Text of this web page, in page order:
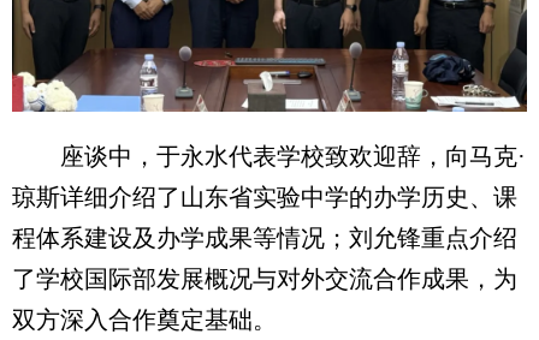
座谈中，于永水代表学校致欢迎辞，向马克·
琼斯详细介绍了山东省实验中学的办学历史、课
程体系建设及办学成果等情况；刘允锋重点介绍
了学校国际部发展概况与对外交流合作成果，为
双方深入合作奠定基础。